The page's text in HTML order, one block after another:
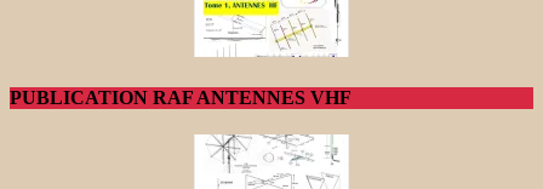
PUBLICATION RAF ANTENNES VHF